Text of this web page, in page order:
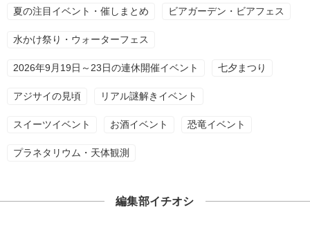
夏の注目イベント・催しまとめ ビアガーデン・ビアフェス
水かけ祭り・ウォーターフェス
2026年9月19日～23日の連休開催イベント 七夕まつり
アジサイの見頃 リアル謎解きイベント
スイーツイベント お酒イベント 恐竜イベント
プラネタリウム・天体観測
編集部イチオシ